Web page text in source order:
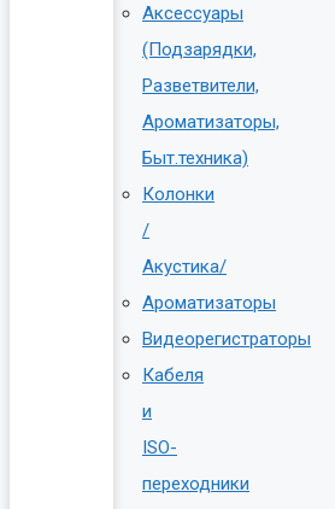
Аксессуары
(Подзарядки,
Разветвители,
Ароматизаторы,
Быт.техника)
Колонки
/
Акустика/
Ароматизаторы
Видеорегистраторы
Кабеля
и
ISO-
переходники